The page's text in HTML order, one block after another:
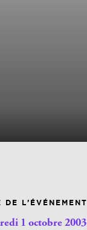
DE L’ÉVÉNEMENT
1 octobre 2003